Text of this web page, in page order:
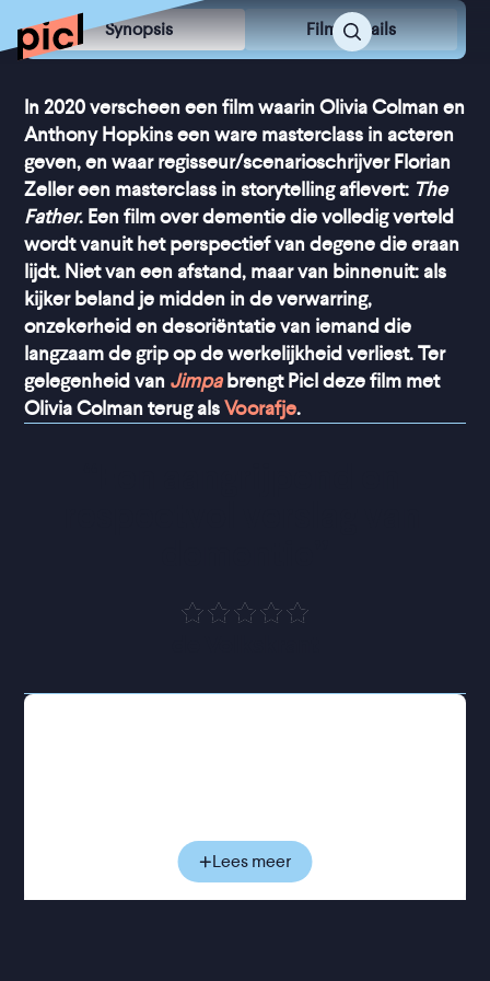
Synopsis Film Details
In 2020 verscheen een film waarin Olivia Colman en
Anthony Hopkins een ware masterclass in acteren
geven, en waar regisseur/scenarioschrijver Florian
Zeller een masterclass in storytelling aflevert: The
Father. Een film over dementie die volledig verteld
wordt vanuit het perspectief van degene die eraan
lijdt. Niet van een afstand, maar van binnenuit: als
kijker beland je midden in de verwarring,
onzekerheid en desoriëntatie van iemand die
langzaam de grip op de werkelijkheid verliest. Ter
gelegenheid van Jimpabrengt Picl deze film met
Olivia Colman terug alsVoorafje.
De gepensioneerde Anthony woont alleen in zijn
plekken en momenten door elkaar. Zijn dochter
Anne probeert hem te helpen, maar merkt
tegelijkertijd hoe de vertrouwde band tussen hen
Lees meer